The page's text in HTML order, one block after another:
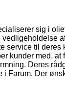
sig i
service til
kunder med, at
Deres
i Farum. Der